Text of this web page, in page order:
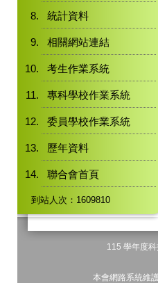
統計資料
相關網站連結
考生作業系統
專科學校作業系統
委員學校作業系統
歷年資料
聯合會首頁
到站人次：1609810
115 學年度
本會網路系統維